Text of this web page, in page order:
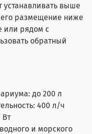
устанавливать выше
размещение ниже
или рядом с
обратный
до 200 л
400 л/ч
Вт
и морского